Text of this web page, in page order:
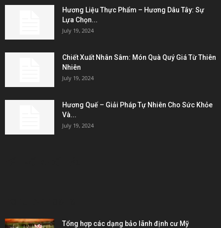
Hương Liệu Thực Phẩm – Hương Dâu Tây: Sự
Lựa Chọn...
July 19, 2024
Chiết Xuất Nhân Sâm: Món Quà Quý Giá Từ Thiên
Nhiên
July 19, 2024
Hương Quế – Giải Pháp Tự Nhiên Cho Sức Khỏe
Và...
July 19, 2024
Tổng hợp các dạng bảo lãnh định cư Mỹ